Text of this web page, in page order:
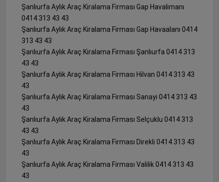
Şanlıurfa Aylık Araç Kiralama Firması Gap Havalimanı
0414 313 43 43
Şanlıurfa Aylık Araç Kiralama Firması Gap Havaalanı 0414
313 43 43
Şanlıurfa Aylık Araç Kiralama Firması Şanlıurfa 0414 313
43 43
Şanlıurfa Aylık Araç Kiralama Firması Hilvan 0414 313 43
43
Şanlıurfa Aylık Araç Kiralama Firması Sanayi 0414 313 43
43
Şanlıurfa Aylık Araç Kiralama Firması Selçuklu 0414 313
43 43
Şanlıurfa Aylık Araç Kiralama Firması Direkli 0414 313 43
43
Şanlıurfa Aylık Araç Kiralama Firması Valilik 0414 313 43
43